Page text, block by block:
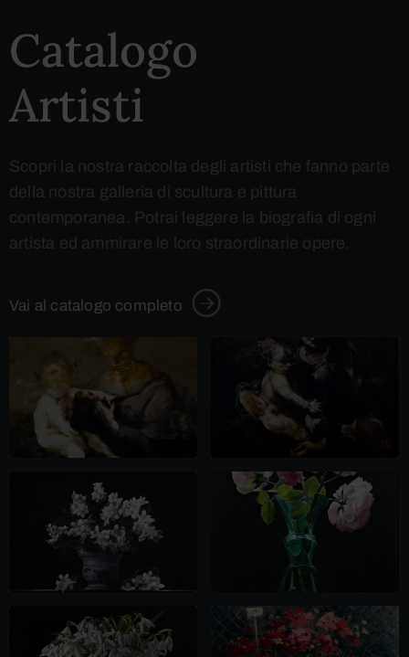
Catalogo
Artisti
Scopri la nostra raccolta degli artisti che fanno parte
della nostra galleria di scultura e pittura
contemporanea. Potrai leggere la biografia di ogni
artista ed ammirare le loro straordinarie opere.
Vai al catalogo completo